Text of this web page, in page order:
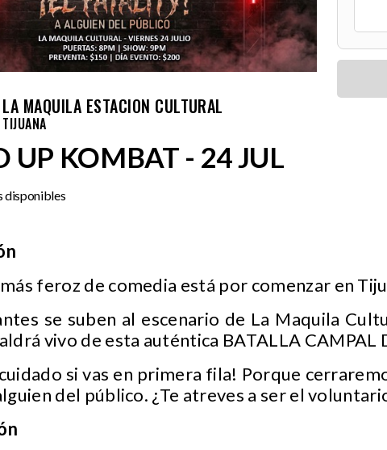
LA MAQUILA ESTACION CULTURAL
TIJUANA
UP KOMBAT - 24 JUL
disponibles
feroz de comedia está por comenzar en
se suben al escenario de La Maquila
vivo de esta auténtica BATALLA CAMPAL
si vas en primera fila! Porque
del público. ¿Te atreves a ser el